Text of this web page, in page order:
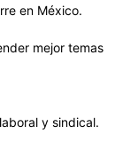
en México.
mejor temas
y sindical.